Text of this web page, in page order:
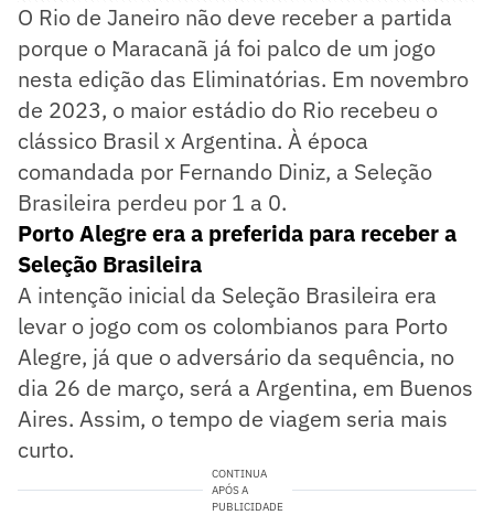
O Rio de Janeiro não deve receber a partida
porque o Maracanã já foi palco de um jogo
nesta edição das Eliminatórias. Em novembro
de 2023, o maior estádio do Rio recebeu o
clássico Brasil x Argentina. À época
comandada por Fernando Diniz, a Seleção
Brasileira perdeu por 1 a 0.
Porto Alegre era a preferida para receber a
Seleção Brasileira
A intenção inicial da Seleção Brasileira era
levar o jogo com os colombianos para Porto
Alegre, já que o adversário da sequência, no
dia 26 de março, será a Argentina, em Buenos
Aires. Assim, o tempo de viagem seria mais
curto.
CONTINUA
APÓS A
PUBLICIDADE